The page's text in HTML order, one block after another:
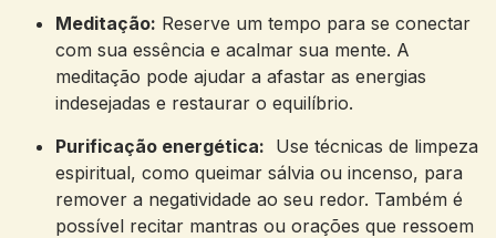
Meditação: ⁣Reserve um tempo para ⁤se ‍conectar
com ‌sua essência‍ e acalmar sua mente.‍ A
meditação pode ajudar a‍ afastar as energias
indesejadas e restaurar o equilíbrio.
Purificação energética: ⁣ Use ‌técnicas de limpeza
espiritual,‍ como ​queimar sálvia ou incenso, para⁢
remover a negatividade ao‌ seu ⁤redor. Também é
possível recitar mantras ou‍ orações que ressoem